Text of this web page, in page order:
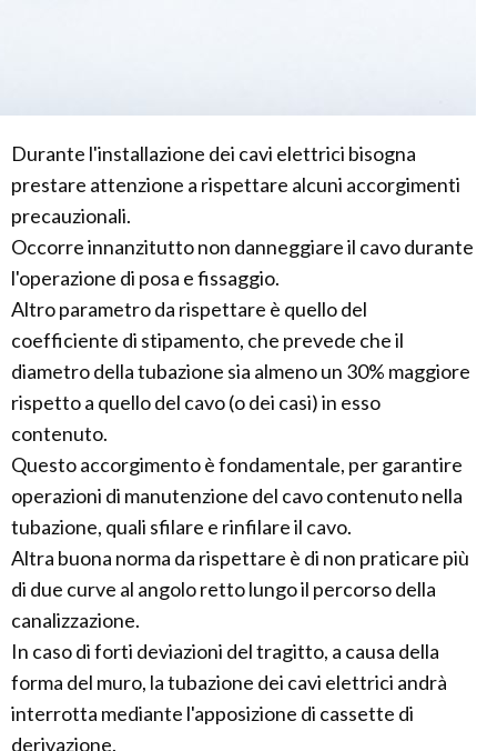
Durante l'installazione dei cavi elettrici bisogna
prestare attenzione a rispettare alcuni accorgimenti
precauzionali.
Occorre innanzitutto non danneggiare il cavo durante
l'operazione di posa e fissaggio.
Altro parametro da rispettare è quello del
coefficiente di stipamento, che prevede che il
diametro della tubazione sia almeno un 30% maggiore
rispetto a quello del cavo (o dei casi) in esso
contenuto.
Questo accorgimento è fondamentale, per garantire
operazioni di manutenzione del cavo contenuto nella
tubazione, quali sfilare e rinfilare il cavo.
Altra buona norma da rispettare è di non praticare più
di due curve al angolo retto lungo il percorso della
canalizzazione.
In caso di forti deviazioni del tragitto, a causa della
forma del muro, la tubazione dei cavi elettrici andrà
interrotta mediante l'apposizione di cassette di
derivazione.